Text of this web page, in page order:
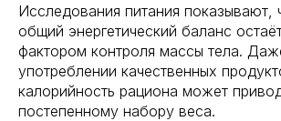
Исследования питания показывают,
общий энергетический баланс
фактором контроля массы тела.
употреблении качественных
калорийность рациона может
постепенному набору веса.